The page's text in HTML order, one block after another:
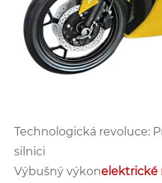
Technologická revoluce:
silnici
Výbušný výkonelektrické